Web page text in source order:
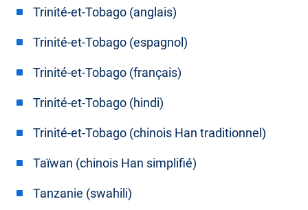
Trinité-et-Tobago (anglais)
Trinité-et-Tobago (espagnol)
Trinité-et-Tobago (français)
Trinité-et-Tobago (hindi)
Trinité-et-Tobago (chinois Han traditionnel)
Taïwan (chinois Han simplifié)
Tanzanie (swahili)